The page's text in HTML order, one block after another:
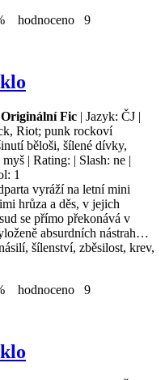
hodnoceno 9
Fic | Jazyk: ČJ |
Riot; punk rockoví
běloši, šílené dívky,
| Rating: | Slash: ne |
1
vyráží na letní mini
hrůza a děs, v jejich
se přímo překonává v
absurdních nástrah…
šílenství, zběsilost, krev,
hodnoceno 9